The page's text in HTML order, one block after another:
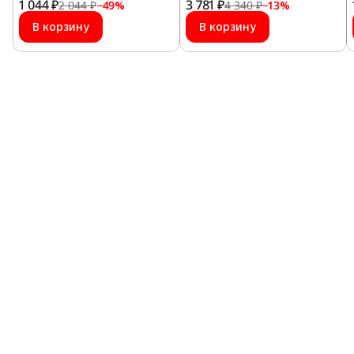
1 044 ₽2 044 ₽−49%
В корзину
3 781 ₽4 340 ₽−13%
В корзину